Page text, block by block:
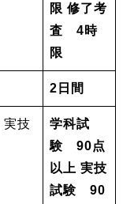
限 修了考
査 4時
限
2日間
技
学科試
験 90点
以上 実技
試験 90